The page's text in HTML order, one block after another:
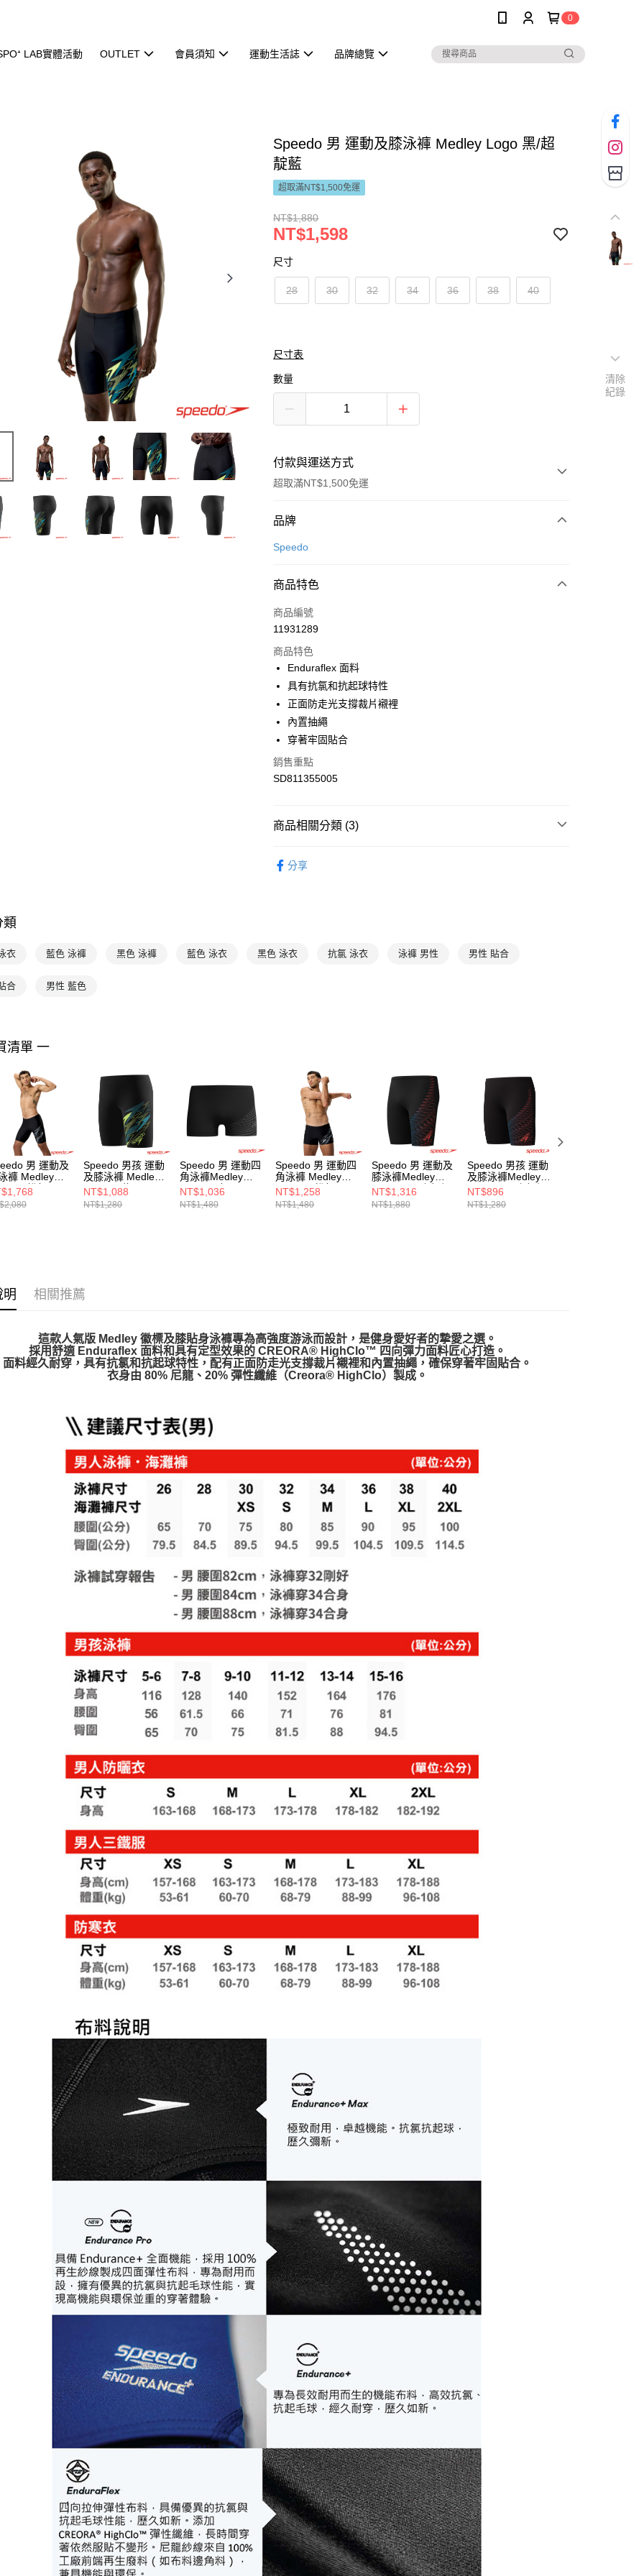
0
LAB實體活動 OUTLET 會員須知 運動生活誌 品牌總覽
Speedo 男 運動及膝泳褲 Medley Logo 黑/超
靛藍
超取滿NT$1,500免運
NT$1,880
NT$1,598
尺寸
28 30 32 34 36 38 40
尺寸表
數量
付款與運送方式
超取滿NT$1,500免運
付款方式
信用卡一次付款
悠遊付
運送方式
7-11取貨(快速到店)
每筆NT$100，滿NT$1,500(含以上)免運費
宅配-本島
每筆NT$100，滿NT$1,500(含以上)免運費
品牌
Speedo
商品特色
商品編號
11931289
商品特色
Enduraflex 面料
具有抗氯和抗起球特性
正面防走光支撐裁片襯裡
內置抽繩
穿著牢固貼合
銷售重點
SD811355005
商品相關分類 (3)
分享
類
衣 藍色 泳褲 黑色 泳褲 藍色 泳衣 黑色 泳衣 抗氯 泳衣 泳褲 男性 男性 貼合
合 男性 藍色
清單 一
男 運動及
褲 Medley
黑/鉛灰
Speedo 男孩 運動
及膝泳褲 Medley
Logo 黑/綠
NT$1,088
NT$1,280
Speedo 男 運動四
角泳褲Medley
Logo 黑/灰
NT$1,036
NT$1,480
Speedo 男 運動四
角泳褲 Medley
Logo 黑/鉛灰
NT$1,258
NT$1,480
Speedo 男 運動及
膝泳褲Medley
Logo 黑/珊瑚粉橘
NT$1,316
NT$1,880
Speedo 男孩 運動
及膝泳褲Medley
Logo 黑/珊瑚粉橘
NT$896
NT$1,280
明 相關推薦
這款人氣版 Medley 徽標及膝貼身泳褲專為高強度游泳而設計，是健身愛好者的摯愛之選。
採用舒適 Enduraflex 面料和具有定型效果的 CREORA® HighClo™ 四向彈力面料匠心打造。
面料經久耐穿，具有抗氯和抗起球特性，配有正面防走光支撐裁片襯裡和內置抽繩，確保穿著牢固貼合。
衣身由 80% 尼龍、20% 彈性纖維（Creora® HighClo）製成。
清除
紀錄